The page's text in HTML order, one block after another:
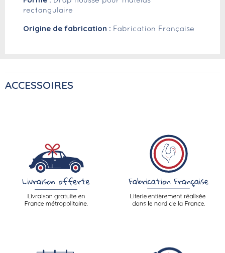
rectangulaire
Origine de fabrication : Fabrication Française
ACCESSOIRES